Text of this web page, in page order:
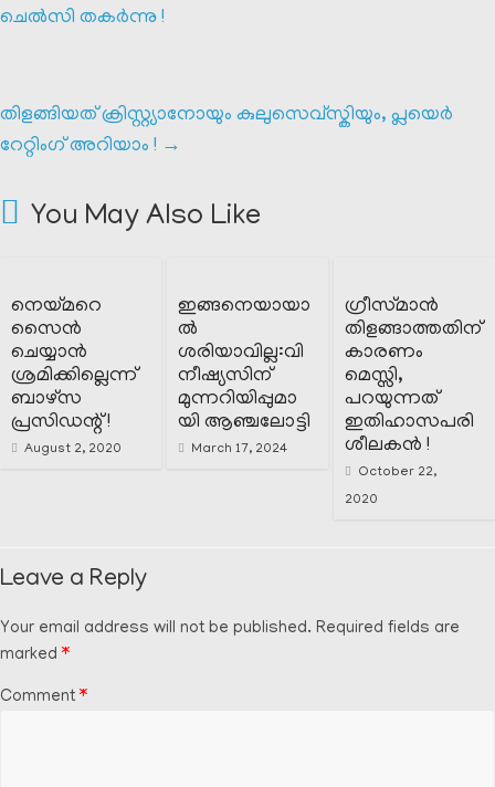
ചെൽസി തകർന്നു !
തിളങ്ങിയത് ക്രിസ്റ്റ്യാനോയും കുലുസെവ്സ്കിയും, പ്ലയെർ
റേറ്റിംഗ് അറിയാം ! →
You May Also Like
നെയ്മറെ
സൈൻ
ചെയ്യാൻ
ശ്രമിക്കില്ലെന്ന്
ബാഴ്സ
പ്രസിഡന്റ്‌ !
August 2, 2020
ഇങ്ങനെയായാ
ൽ
ശരിയാവില്ല:വി
നീഷ്യസിന്
മുന്നറിയിപ്പുമാ
യി ആഞ്ചലോട്ടി
March 17, 2024
ഗ്രീസ്‌മാൻ
തിളങ്ങാത്തതിന്
കാരണം
മെസ്സി,
പറയുന്നത്
ഇതിഹാസപരി
ശീലകൻ !
October 22,
2020
Leave a Reply
Your email address will not be published. Required fields are
marked *
Comment *